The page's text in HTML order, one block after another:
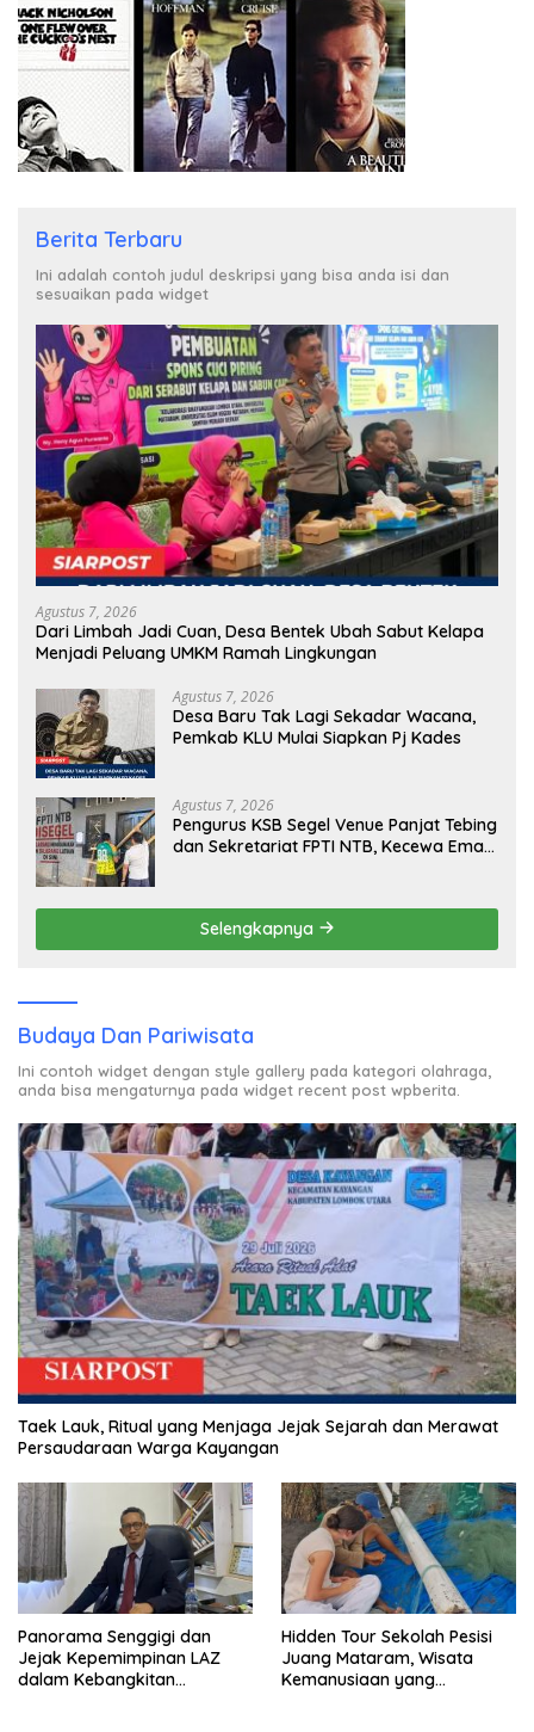
Berita Terbaru
Ini adalah contoh judul deskripsi yang bisa anda isi dan
sesuaikan pada widget
Agustus 7, 2026
Dari Limbah Jadi Cuan, Desa Bentek Ubah Sabut Kelapa
Menjadi Peluang UMKM Ramah Lingkungan
Agustus 7, 2026
Desa Baru Tak Lagi Sekadar Wacana,
Pemkab KLU Mulai Siapkan Pj Kades
Agustus 7, 2026
Pengurus KSB Segel Venue Panjat Tebing
dan Sekretariat FPTI NTB, Kecewa Emas
Selengkapnya
Budaya Dan Pariwisata
Ini contoh widget dengan style gallery pada kategori olahraga,
anda bisa mengaturnya pada widget recent post wpberita.
Taek Lauk, Ritual yang Menjaga Jejak Sejarah dan Merawat
Persaudaraan Warga Kayangan
Panorama Senggigi dan
Jejak Kepemimpinan LAZ
dalam Kebangkitan
Hidden Tour Sekolah Pesisi
Juang Mataram, Wisata
Kemanusiaan yang